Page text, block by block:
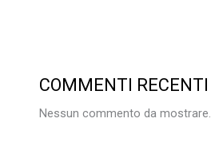
COMMENTI RECENTI
Nessun commento da mostrare.